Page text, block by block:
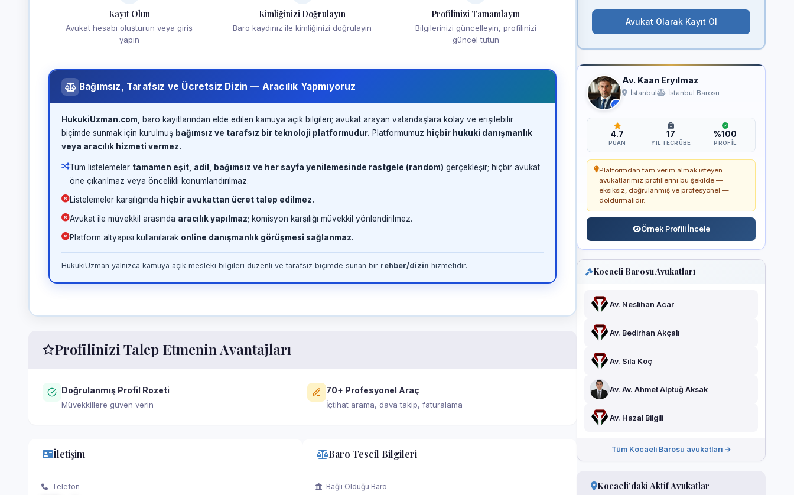
Kayıt Olun
Avukat hesabı oluşturun veya giriş
yapın
Kimliğinizi Doğrulayın
Baro kaydınız ile kimliğinizi doğrulayın
Profilinizi Tamamlayın
Bilgilerinizi güncelleyin, profilinizi
güncel tutun
Bağımsız, Tarafsız ve Ücretsiz Dizin — Aracılık Yapmıyoruz
HukukiUzman.com , baro kayıtlarından elde edilen kamuya açık bilgileri; avukat arayan vatandaşlara kolay ve erişilebilir
biçimde sunmak için kurulmuş bağımsız ve tarafsız bir teknoloji platformudur. Platformumuz hiçbir hukuki danışmanlık
veya aracılık hizmeti vermez.
Tüm listelemeler tamamen eşit, adil, bağımsız ve her sayfa yenilemesinde rastgele (random) gerçekleşir; hiçbir avukat
öne çıkarılmaz veya öncelikli konumlandırılmaz.
Listelemeler karşılığında hiçbir avukattan ücret talep edilmez.
Avukat ile müvekkil arasında aracılık yapılmaz; komisyon karşılığı müvekkil yönlendirilmez.
Platform altyapısı kullanılarak online danışmanlık görüşmesi sağlanmaz.
HukukiUzman yalnızca kamuya açık mesleki bilgileri düzenli ve tarafsız biçimde sunan bir rehber/dizin hizmetidir.
Profilinizi Talep Etmenin Avantajları
Doğrulanmış Profil Rozeti
Müvekkillere güven verin
70+ Profesyonel Araç
İçtihat arama, dava takip, faturalama
İletişim
Telefon
Baro Tescil Bilgileri
Bağlı Olduğu Baro
Avukat Olarak Kayıt Ol
Av. Kaan Eryılmaz
İstanbul İstanbul Barosu
4.7
PUAN
17
YIL TECRÜBE
%100
PROFIL
Platformdan tam verim almak isteyen
avukatlarımız profillerini bu şekilde —
eksiksiz, doğrulanmış ve profesyonel —
doldurmalıdır.
Örnek Profili İncele
Kocaeli Barosu Avukatları
Av. Neslihan Acar
Av. Bedirhan Akçalı
Av. Sıla Koç
Av. Av. Ahmet Alptuğ Aksak
Av. Hazal Bilgili
Tüm Kocaeli Barosu avukatları →
Kocaeli'daki Aktif Avukatlar